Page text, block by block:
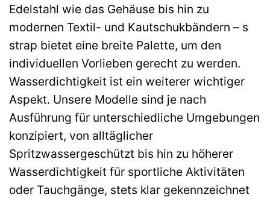
Edelstahl wie das Gehäuse bis hin zu
modernen Textil- und Kautschukbändern – s
strap bietet eine breite Palette, um den
individuellen Vorlieben gerecht zu werden.
Wasserdichtigkeit ist ein weiterer wichtiger
Aspekt. Unsere Modelle sind je nach
Ausführung für unterschiedliche Umgebungen
konzipiert, von alltäglicher
Spritzwassergeschützt bis hin zu höherer
Wasserdichtigkeit für sportliche Aktivitäten
oder Tauchgänge, stets klar gekennzeichnet